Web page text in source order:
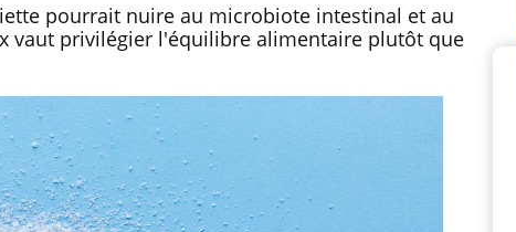
pourrait nuire au microbiote intestinal et au
vaut privilégier l'équilibre alimentaire plutôt que